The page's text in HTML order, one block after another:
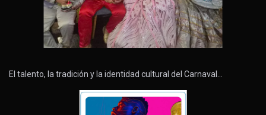
El talento, la tradición y la identidad cultural del Carnaval…